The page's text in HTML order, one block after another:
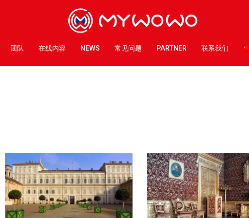
团队 在线内容 NEWS 常见问题 PARTNER 联系我们